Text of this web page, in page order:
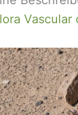
Vascular